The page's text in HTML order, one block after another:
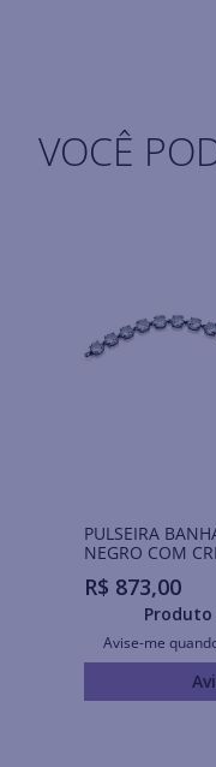
VOCÊ
PULSEIRA
NEGRO COM
R$ 873,00
Avise-me